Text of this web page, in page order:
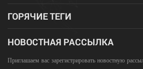
ГОРЯЧИЕ ТЕГИ
НОВОСТНАЯ РАССЫЛКА
Приглашаем вас зарегистрировать новостную